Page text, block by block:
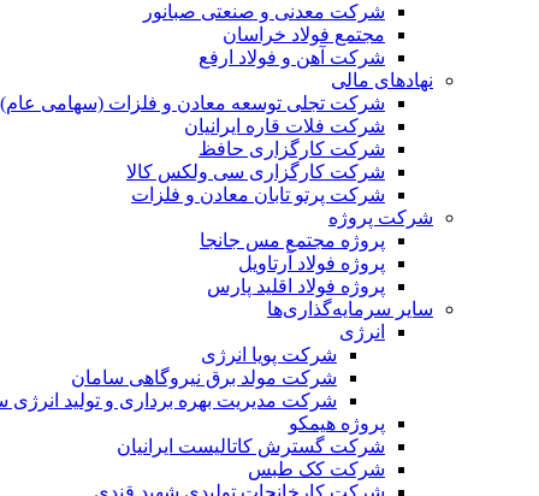
شرکت معدنی و صنعتی صبانور
مجتمع فولاد خراسان
شرکت آهن و فولاد ارفع
نهادهای مالی
شرکت تجلی توسعه معادن و فلزات (سهامی عام)
شرکت فلات قاره ایرانیان
شرکت کارگزاری حافظ
شرکت کارگزاری سی ولکس کالا
شرکت پرتو تابان معادن و فلزات
شرکت پروژه
پروژه مجتمع مس جانجا
پروژه فولاد آرتاویل
پروژه فولاد اقلید پارس
سایر سرمایه‌گذاری‌ها
انرژی
شرکت پویا انرژی
شرکت مولد برق نیروگاهی سامان
شرکت مدیریت بهره برداری و تولید انرژی
پروژه هیمکو
شرکت گسترش کاتالیست ایرانیان
شرکت کک طبس
شرکت کارخانجات تولیدی شهید قندی